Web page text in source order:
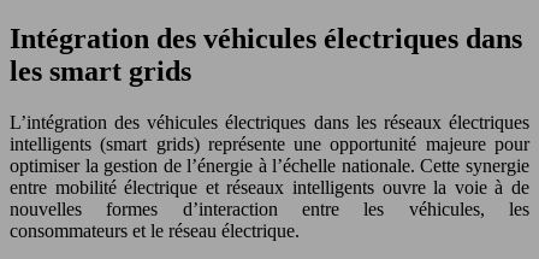
Intégration des véhicules électriques dans
les smart grids
L’intégration des véhicules électriques dans les réseaux électriques
intelligents (smart grids) représente une opportunité majeure pour
optimiser la gestion de l’énergie à l’échelle nationale. Cette synergie
entre mobilité électrique et réseaux intelligents ouvre la voie à de
nouvelles formes d’interaction entre les véhicules, les
consommateurs et le réseau électrique.